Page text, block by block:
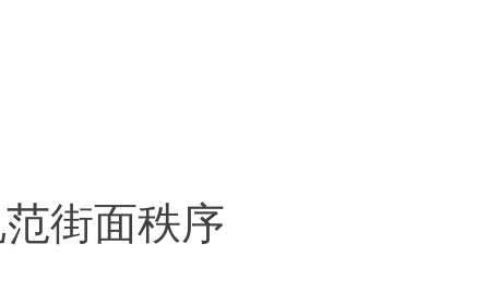
街面秩序